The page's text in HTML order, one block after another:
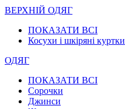
ВЕРХНІЙ ОДЯГ
ПОКАЗАТИ ВСІ
Косухи і шкіряні куртки
ОДЯГ
ПОКАЗАТИ ВСІ
Cорочки
Джинси